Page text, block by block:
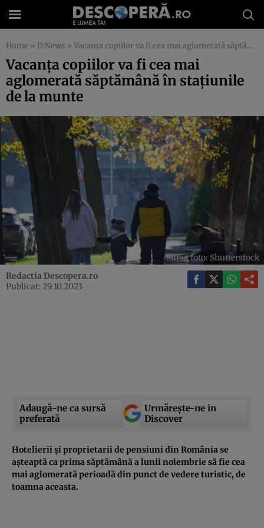
Home » D:News » Vacanța copiilor va fi cea mai aglomerată săptămână în stațiunile de la munte
Vacanța copiilor va fi cea mai
aglomerată săptămână în stațiunile
de la munte
Sursa foto: Shutterstock
Redactia Descopera.ro
Publicat: 29.10.2023
Adaugă-ne ca sursă
preferată
Urmărește-ne in
Discover
Hotelierii și proprietarii de pensiuni din România se
așteaptă ca prima săptămână a lunii noiembrie să fie cea
mai aglomerată perioadă din punct de vedere turistic, de
toamna aceasta.